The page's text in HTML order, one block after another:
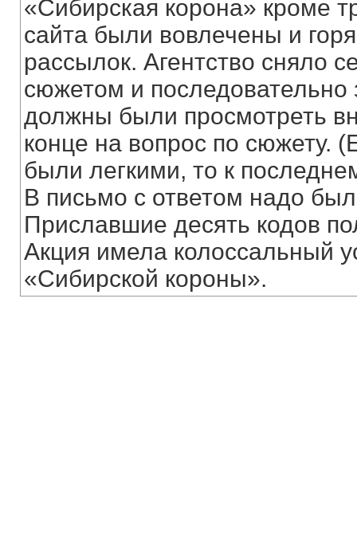
«Сибирская корона» кроме
сайта были вовлечены и
рассылок. Агентство сняло
сюжетом и последовательно
должны были просмотреть
конце на вопрос по сюжету.
были легкими, то к
В письмо с ответом надо
Приславшие десять кодов
Акция имела колоссальный
«Сибирской короны».